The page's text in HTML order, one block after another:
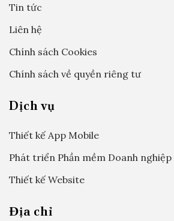
Tin tức
Liên hệ
Chính sách Cookies
Chính sách về quyền riêng tư
Dịch vụ
Thiết kế App Mobile
Phát triển Phần mềm Doanh nghiệp
Thiết kế Website
Địa chỉ